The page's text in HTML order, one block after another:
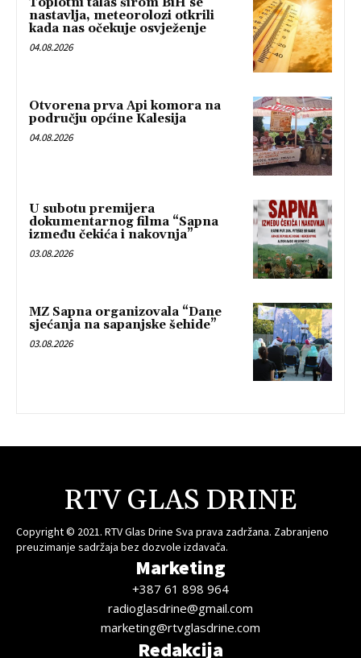
Toplotni talas širom BiH se
nastavlja, meteorolozi otkrili
kada nas očekuje osvježenje
04.08.2026
Otvorena prva Api komora na
području općine Kalesija
04.08.2026
U subotu premijera
dokumentarnog filma “Sapna
između čekića i nakovnja”
03.08.2026
MZ Sapna organizovala “Dane
sjećanja na sapanjske šehide”
03.08.2026
RTV GLAS DRINE
Copyright © 2021. RTV Glas Drine Sva prava zadržana. Zabranjeno
preuzimanje sadržaja bez dozvole izdavača.
Marketing
+387 61 898 964
radioglasdrine@gmail.com
marketing@rtvglasdrine.com
Redakcija